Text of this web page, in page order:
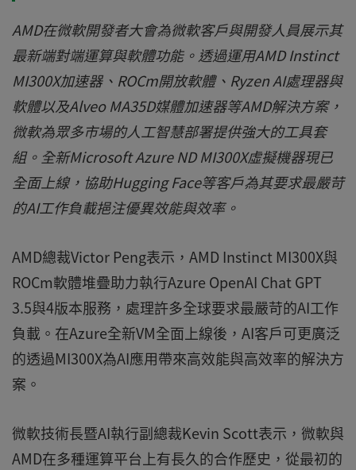
AMD在微軟開發者大會為微軟客戶與開發人員展示其
最新端對端運算與軟體功能。透過運用AMD Instinct
MI300X加速器、ROCm開放軟體、Ryzen AI處理器與
軟體以及Alveo MA35D媒體加速器等AMD解決方案，
微軟為眾多市場的人工智慧部署提供強大的工具套
組。全新Microsoft Azure ND MI300X虛擬機器現已
全面上線，協助Hugging Face等客戶為其要求最嚴苛
的AI工作負載挹注優異效能與效率。
AMD總裁Victor Peng表示，AMD Instinct MI300X與
ROCm軟體堆疊助力執行Azure OpenAI Chat GPT
3.5與4版本服務，處理許多全球要求最嚴苛的AI工作
負載。在Azure全新VM全面上線後，AI客戶可更廣泛
的透過MI300X為AI應用帶來高效能與高效率的解決方
案。
微軟技術長暨AI執行副總裁Kevin Scott表示，微軟與
AMD在多種運算平台上有長久的合作歷史，從最初的